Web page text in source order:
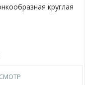
круглая